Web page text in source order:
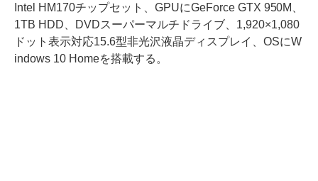
Intel HM170チップセット、GPUにGeForce GTX 950M、
1TB HDD、DVDスーパーマルチドライブ、1,920×1,080
ドット表示対応15.6型非光沢液晶ディスプレイ、OSにW
indows 10 Homeを搭載する。